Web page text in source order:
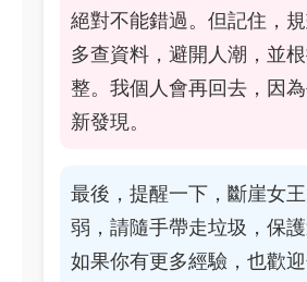
絕對不能錯過。但記住，規
多查資料，避開人潮，並
整。我個人會再回去，因
新發現。
最後，提醒一下，斷崖女
弱，請隨手帶走垃圾，保護
如果你有更多經驗，也歡